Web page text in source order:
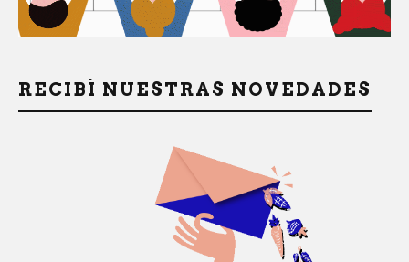
RECIBÍ NUESTRAS NOVEDADES